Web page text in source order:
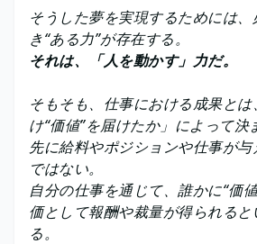
そうした夢を実現するためには
き“ある力”が存在する。
それは、「人を動かす」力だ。
そもそも、仕事における成果と
け“価値”を届けたか」によって決
先に給料やポジションや仕事が
ではない。
自分の仕事を通じて、誰かに“価
価として報酬や裁量が得られる
る。